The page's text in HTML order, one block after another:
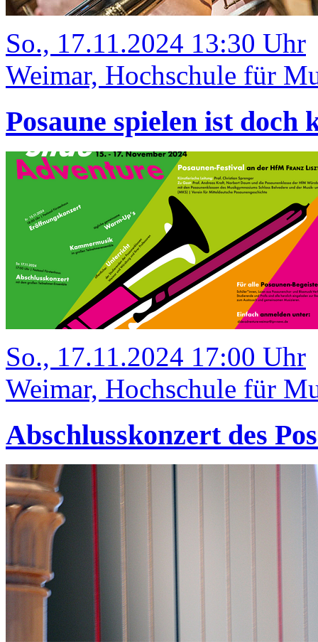
So., 17.11.2024 13:30 Uhr
Weimar, Hochschule für
Posaune spielen ist doch
So., 17.11.2024 17:00 Uhr
Weimar, Hochschule für
Abschlusskonzert des